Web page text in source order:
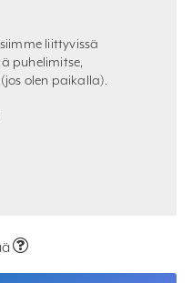
liittyvissä
puhelimitse,
olen paikalla).